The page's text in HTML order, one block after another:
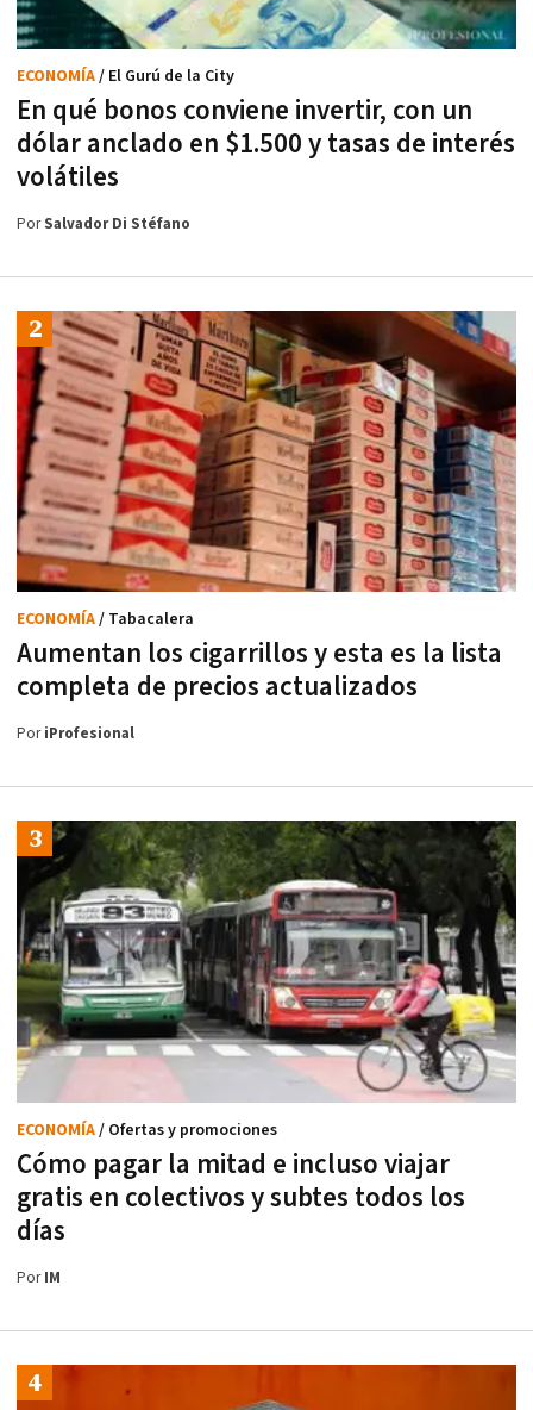
En qué bonos conviene invertir, con un
dólar anclado en $1.500 y tasas de interés
volátiles
ECONOMÍA/ El Gurú de la City
PorSalvador Di Stéfano
Aumentan los cigarrillos y esta es la lista
completa de precios actualizados
ECONOMÍA/ Tabacalera
PoriProfesional
Cómo pagar la mitad e incluso viajar
gratis en colectivos y subtes todos los
días
ECONOMÍA/ Ofertas y promociones
PorIM